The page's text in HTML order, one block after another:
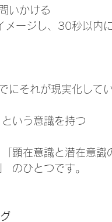
いかける
メージし、30秒以内
にそれが現実化して
いう意識を持つ
顕在意識と潜在意識
のひとつです。